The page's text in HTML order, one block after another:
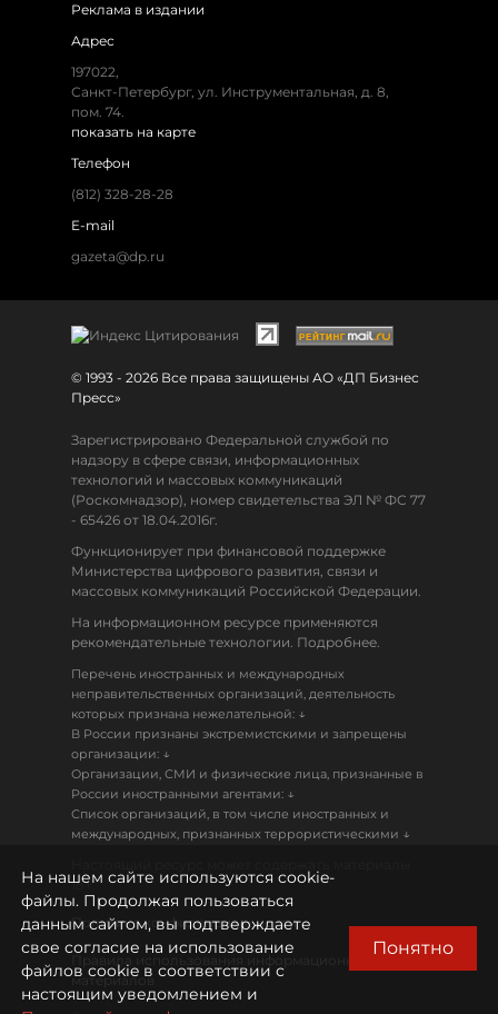
Реклама в издании
Адрес
197022,
Санкт-Петербург, ул. Инструментальная, д. 8,
пом. 74.
показать на карте
Телефон
(812) 328-28-28
E-mail
gazeta@dp.ru
© 1993 - 2026 Все права защищены АО «ДП Бизнес
Пресс»
Зарегистрировано Федеральной службой по
надзору в сфере связи, информационных
технологий и массовых коммуникаций
(Роскомнадзор), номер свидетельства ЭЛ № ФС 77
- 65426 от 18.04.2016г.
Функционирует при финансовой поддержке
Министерства цифрового развития, связи и
массовых коммуникаций Российской Федерации.
На информационном ресурсе применяются
рекомендательные технологии. Подробнее.
Перечень иностранных и международных
неправительственных организаций, деятельность
которых признана нежелательной: ↓
В России признаны экстремистскими и запрещены
организации: ↓
Организации, СМИ и физические лица, признанные в
России иностранными агентами: ↓
Список организаций, в том числе иностранных и
международных, признанных террористическими ↓
18+
Политика конфиденциальности
Правила использования информационных
материалов
На нашем сайте используются cookie-
файлы. Продолжая пользоваться
данным сайтом, вы подтверждаете
свое согласие на использование
файлов cookie в соответствии с
настоящим уведомлением и
Понятно